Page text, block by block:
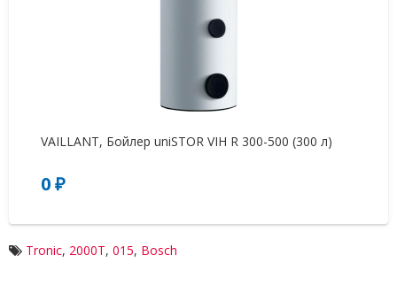
VAILLANT, Бойлер uniSTOR VIH R 300-500 (300 л)
0 ₽
Tronic, 2000T, 015, Bosch